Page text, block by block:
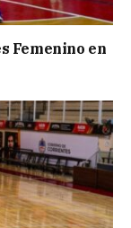
Femenino en